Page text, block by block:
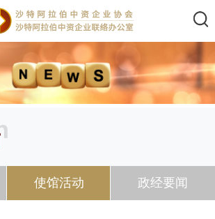
使馆活动 政经要闻